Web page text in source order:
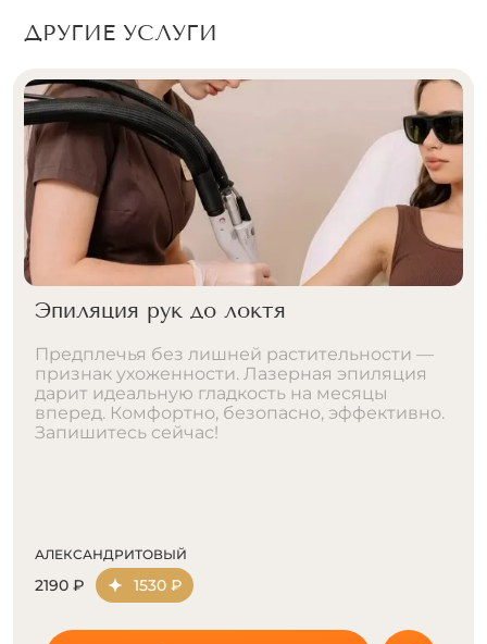
ДРУГИЕ УСЛУГИ
Лазерная эпиляция рук
Полная гладкость рук от плеч до пальцев.
Лазер удаляет волосы навсегда — никакой
щетины, врастаний и раздражения.
Шёлковая кожа 24/7. Экономьте часы на
бритье и носите любую одежду. Запишитесь
ДИОДНЫЙ
1690 ₽ 1180 ₽